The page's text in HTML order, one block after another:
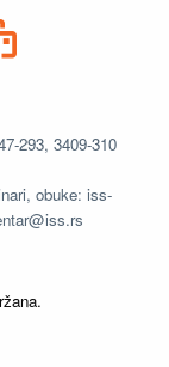
293, 3409-310
obuke: iss-